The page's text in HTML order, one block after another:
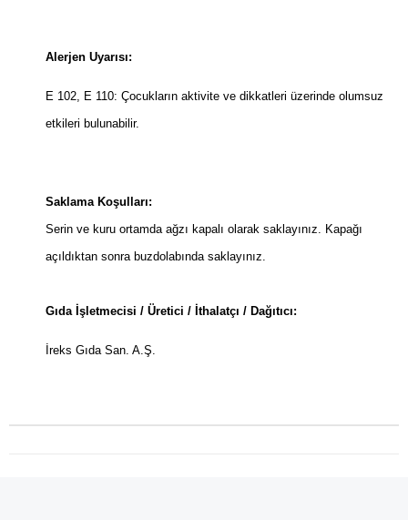
Alerjen Uyarısı:
E 102, E 110: Çocukların aktivite ve dikkatleri üzerinde olumsuz
etkileri bulunabilir.
Saklama Koşulları:
Serin ve kuru ortamda ağzı kapalı olarak saklayınız. Kapağı
açıldıktan sonra buzdolabında saklayınız.
Gıda İşletmecisi / Üretici / İthalatçı / Dağıtıcı:
İreks Gıda San. A.Ş.